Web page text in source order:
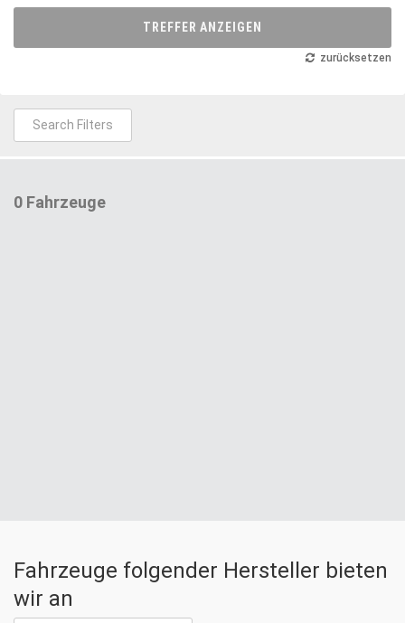
TREFFER ANZEIGEN
zurücksetzen
Search Filters
0 Fahrzeuge
Fahrzeuge folgender Hersteller bieten
wir an